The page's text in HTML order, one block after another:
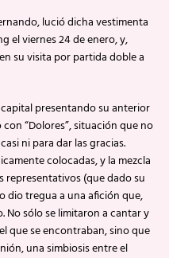
lució dicha vestimenta
el viernes 24 de enero, y,
su visita por partida doble a
presentando su anterior
“Dolores”, situación que no
ni para dar las gracias.
colocadas, y la mezcla
representativos (que dado su
dio tregua a una afición que,
sólo se limitaron a cantar y
que se encontraban, sino que
una simbiosis entre el